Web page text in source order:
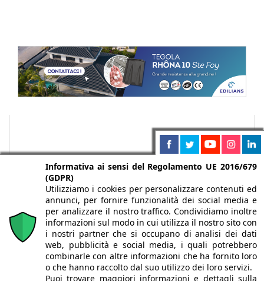
Chi siamo Autori Per la tua pubblicità
Iscriviti alla
newsletter
Informativa ai sensi del Regolamento UE 2016/679
(GDPR)
Utilizziamo i cookies per personalizzare contenuti ed
annunci, per fornire funzionalità dei social media e
per analizzare il nostro traffico. Condividiamo inoltre
informazioni sul modo in cui utilizza il nostro sito con
i nostri partner che si occupano di analisi dei dati
web, pubblicità e social media, i quali potrebbero
combinarle con altre informazioni che ha fornito loro
o che hanno raccolto dal suo utilizzo dei loro servizi.
Puoi trovare maggiori informazioni e dettagli sulla